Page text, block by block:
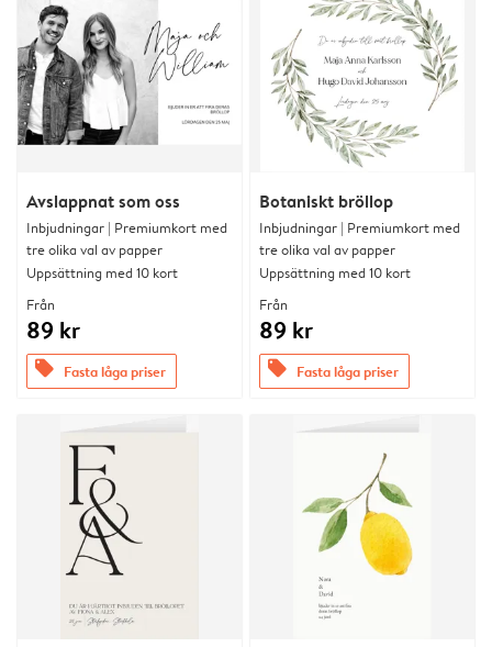
Avslappnat som oss
Inbjudningar | Premiumkort med
tre olika val av papper
Uppsättning med 10 kort
Från
89 kr
offers Fasta låga priser
Botaniskt bröllop
Inbjudningar | Premiumkort med
tre olika val av papper
Uppsättning med 10 kort
Från
89 kr
offers Fasta låga priser